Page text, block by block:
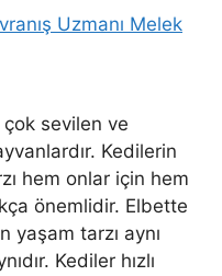
Uzmanı Melek
sevilen ve
Kedilerin
hem onlar için hem
önemlidir. Elbette
yaşam tarzı aynı
Kediler hızlı